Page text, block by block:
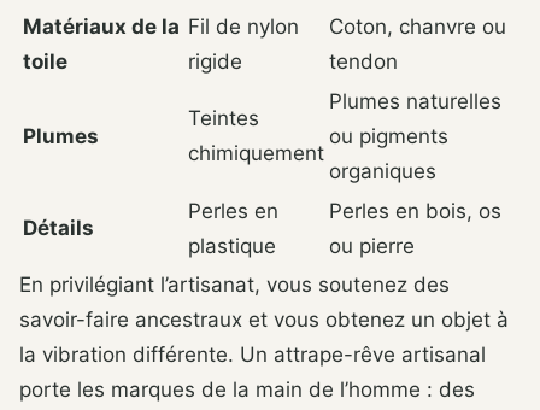
Matériaux de la
toile
Fil de nylon
rigide
Coton, chanvre ou
tendon
Plumes
Teintes
chimiquement
Plumes naturelles
ou pigments
organiques
Détails
Perles en
plastique
Perles en bois, os
ou pierre
En privilégiant l’artisanat, vous soutenez des
savoir-faire ancestraux et vous obtenez un objet à
la vibration différente. Un attrape-rêve artisanal
porte les marques de la main de l’homme : des